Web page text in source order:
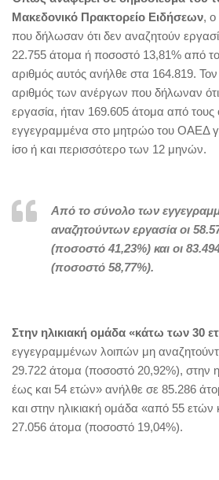
Μακεδονικό Πρακτορείο Ειδήσεων, ο
που δήλωσαν ότι δεν αναζητούν
22.755 άτομα ή ποσοστό 13,81% από
αριθμός αυτός ανήλθε στα 164.819.
αριθμός των ανέργων που δήλωναν
εργασία, ήταν 169.605 άτομα από τους
εγγεγραμμένα στο μητρώο του ΟΑΕΔ
ίσο ή και περισσότερο των 12 μηνών.
Από το σύνολο των
αναζητούντων εργασία οι
(ποσοστό 41,23%) και οι
(ποσοστό 58,77%).
Στην ηλικιακή ομάδα «κάτω των 30
εγγεγραμμένων λοιπών μη
29.722 άτομα (ποσοστό 20,92%), στην
έως και 54 ετών» ανήλθε σε 85.286
και στην ηλικιακή ομάδα «από 55
27.056 άτομα (ποσοστό 19,04%).